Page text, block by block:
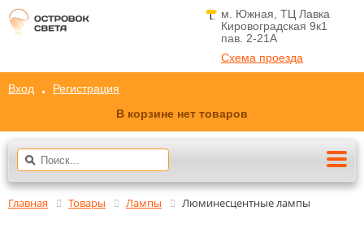
м. Южная, ТЦ Лавка
Кировоградская 9к1
пав. 2-21A
Схема проезда
Вход
Регистрация
В корзине нет товаров
Главная Товары Лампы Люминесцентные лампы